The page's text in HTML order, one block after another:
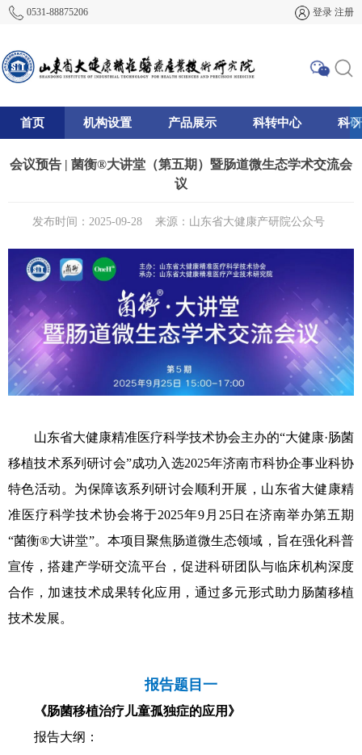
0531-88875206 登录 注册
首页 机构设置 产品展示 科转中心 科
会议预告 | 菌衡®大讲堂（第五期）暨肠道微生态学术交流会
议
发布时间：2025-09-28 来源：山东省大健康产研院公众号
山东省大健康精准医疗科学技术协会主办的“大健康·肠菌
移植技术系列研讨会”成功入选2025年济南市科协企事业科协
特色活动。为保障该系列研讨会顺利开展，山东省大健康精
准医疗科学技术协会将于2025年9月25日在济南举办第五期
“菌衡®大讲堂”。本项目聚焦肠道微生态领域，旨在强化科普
宣传，搭建产学研交流平台，促进科研团队与临床机构深度
合作，加速技术成果转化应用，通过多元形式助力肠菌移植
技术发展。
报告题目一
《肠菌移植治疗儿童孤独症的应用》
报告大纲：